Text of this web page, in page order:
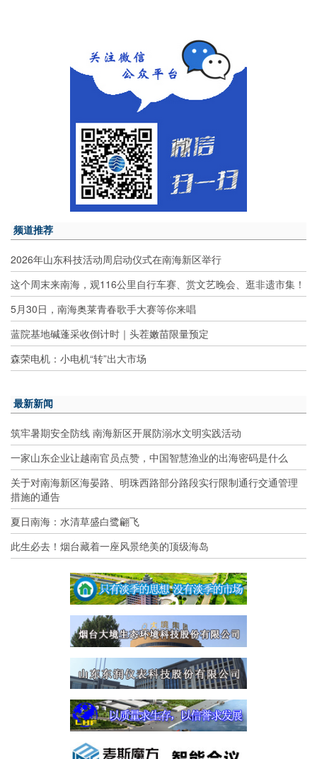
频道推荐
2026年山东科技活动周启动仪式在南海新区举行
这个周末来南海，观116公里自行车赛、赏文艺晚会、逛非遗市集！
5月30日，南海奥莱青春歌手大赛等你来唱
蓝院基地碱蓬采收倒计时｜头茬嫩苗限量预定
森荣电机：小电机“转”出大市场
最新新闻
筑牢暑期安全防线 南海新区开展防溺水文明实践活动
一家山东企业让越南官员点赞，中国智慧渔业的出海密码是什么
关于对南海新区海晏路、明珠西路部分路段实行限制通行交通管理
措施的通告
夏日南海：水清草盛白鹭翩飞
此生必去！烟台藏着一座风景绝美的顶级海岛